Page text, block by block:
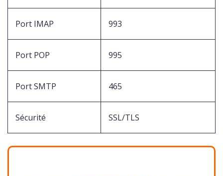
Port IMAP 993
Port POP 995
Port SMTP 465
Sécurité SSL/TLS